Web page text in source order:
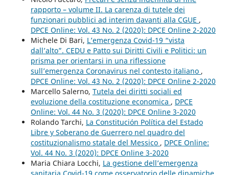
rapporto – volume II. La carenza di tutele dei
funzionari pubblici ad interim davanti alla CGUE ,
DPCE Online: Vol. 43 No. 2 (2020): DPCE Online 2-2020
Michele Di Bari, L’emergenza Covid-19 “vista
dall’alto”. CEDU e Patto sui Diritti Civili e Politici: un
prisma per orientarsi in una riflessione
sull’emergenza Coronavirus nel contesto italiano ,
DPCE Online: Vol. 43 No. 2 (2020): DPCE Online 2-2020
Marcello Salerno, Tutela dei diritti sociali ed
evoluzione della costituzione economica , DPCE
Online: Vol. 44 No. 3 (2020): DPCE Online 3-2020
Rolando Tarchi, La Constitución Política del Estado
Libre y Soberano de Guerrero nel quadro del
costituzionalismo statale del Messico , DPCE Online:
Vol. 44 No. 3 (2020): DPCE Online 3-2020
Maria Chiara Locchi, La gestione dell’emergenza